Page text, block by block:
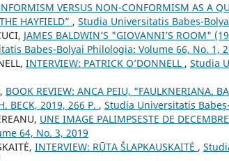
VERSUS NON-CONFORMISM AS A
HAYFIELD” , Studia Universitatis Babeș-
JAMES BALDWIN’S "GIOVANNI’S ROOM"
Babeș-Bolyai Philologia: Volume 66, No. 1,
INTERVIEW: PATRICK O’DONNELL , Studia
BOOK REVIEW: ANCA PEIU, “FAULKNERIANA.
BECK, 2019, 266 P. , Studia Universitatis
UNE IMAGE PALIMPSESTE DE
64, No. 3, 2019
INTERVIEW: RŪTA ŠLAPKAUSKAITĖ ,